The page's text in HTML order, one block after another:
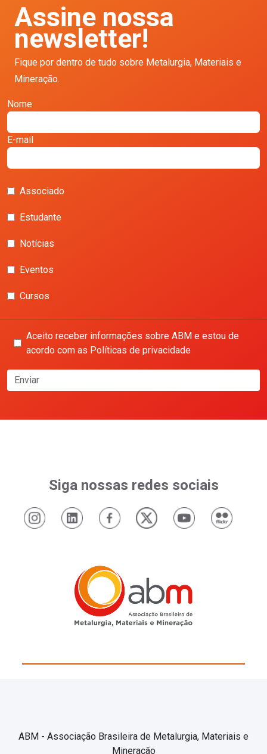
Assine nossa
newsletter!
Fique por dentro de tudo sobre Metalurgia, Materiais e
Mineração.
Nome
E-mail
Associado
Estudante
Notícias
Eventos
Cursos
Aceito receber informações sobre ABM e estou de
acordo com as Políticas de privacidade
Enviar
Siga nossas redes sociais
ABM - Associação Brasileira de Metalurgia, Materiais e
Mineração